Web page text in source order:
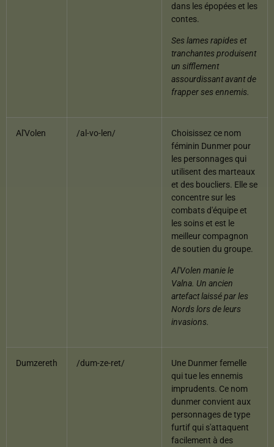
dans les épopées et les
contes.
Ses lames rapides et
tranchantes produisent
un sifflement
assourdissant avant de
frapper ses ennemis.
Al'Volen /al-vo-len/
Choisissez ce nom
féminin Dunmer pour
les personnages qui
utilisent des marteaux
et des boucliers. Elle se
concentre sur les
combats d'équipe et
les soins et est le
meilleur compagnon
de soutien du groupe.
Al'Volen manie le
Valna. Un ancien
artefact laissé par les
Nords lors de leurs
invasions.
Dumzereth /dum-ze-ret/
Une Dunmer femelle
qui tue les ennemis
imprudents. Ce nom
dunmer convient aux
personnages de type
furtif qui s'attaquent
facilement à des